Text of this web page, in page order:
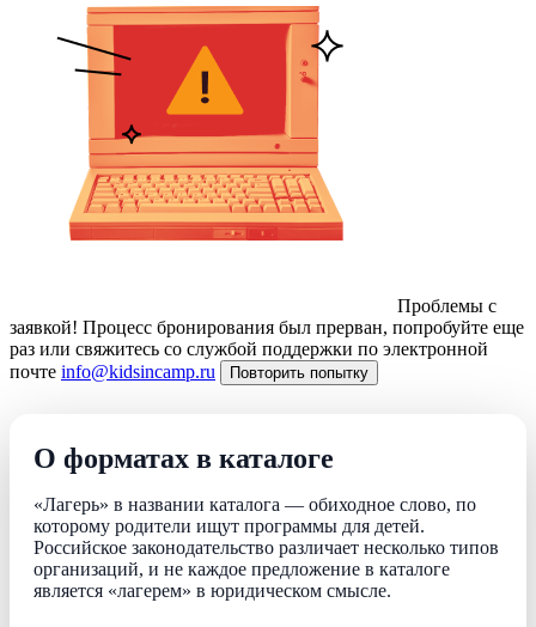
Проблемы с
заявкой! Процесс бронирования был прерван, попробуйте еще
раз или свяжитесь со службой поддержки по электронной
почте info@kidsincamp.ru Повторить попытку
О форматах в каталоге
«Лагерь» в названии каталога — обиходное слово, по
которому родители ищут программы для детей.
Российское законодательство различает несколько типов
организаций, и не каждое предложение в каталоге
является «лагерем» в юридическом смысле.